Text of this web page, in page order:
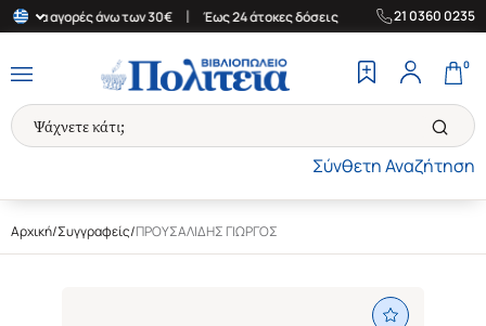
για αγορές άνω των 30€ Έως 24 άτοκες δόσεις | Δωρεάν
21 0360 0235
Σύνθετη Αναζήτηση
0
Αρχική/Συγγραφείς/ΠΡΟΥΣΑΛΙΔΗΣ ΓΙΩΡΓΟΣ